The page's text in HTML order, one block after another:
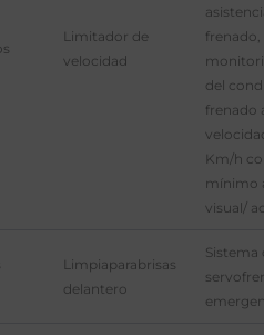
Limitador de
velocidad
frenado,
del
frenado
Km/h
mínimo
visual/
Limpiaparabrisas
delantero
Sistema